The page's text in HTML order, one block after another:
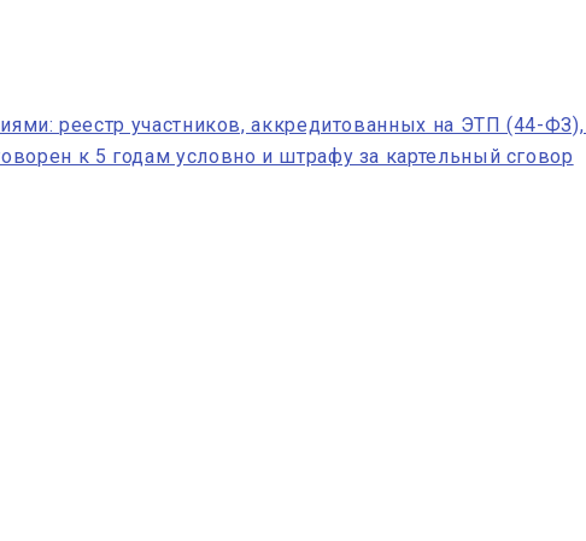
реестр участников, аккредитованных на ЭТП (44-
к 5 годам условно и штрафу за картельный сговор